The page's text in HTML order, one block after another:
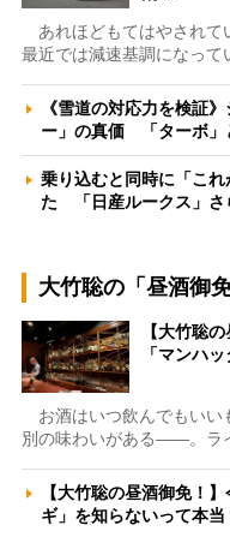
あれほどもてはやされて
最近では減速基調になって
《雪道の対応力を検証
ー」の真価 「ターボ
乗り込むと同時に「こ
た 「日産ルークス」
大竹聡の「昼酒御免
【大竹聡
「マンハ
お酒はいつ飲んでもいい
別の味わいがある――。ラ
【大竹聡の昼酒御免！
ギ」を知らないって本